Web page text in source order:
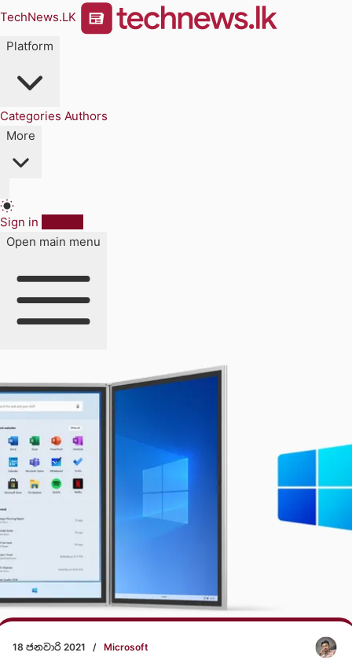
TechNews.LK
Platform
Categories Authors
More
Sign in
Open main menu
18 ජනවාරි 2021 / Microsoft